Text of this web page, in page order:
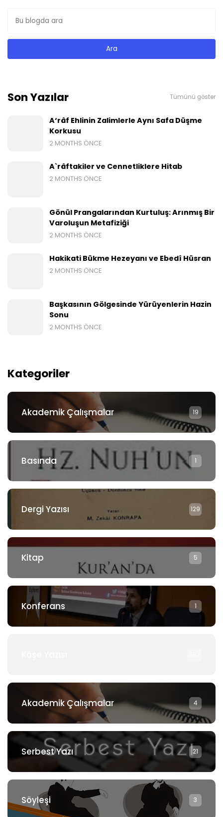
Son Yazılar Tümünü göster
A‘râf Ehlinin Zalimlerle Aynı Safa Düşme
Korkusu
2 MONTHS ÖNCE
A`râftakiler ve Cennetliklere Hitab
2 MONTHS ÖNCE
Gönül Prangalarından Kurtuluş: Arınmış Bir
Varoluşun Metafiziği
2 MONTHS ÖNCE
Hakikati Bükme Hezeyanı ve Ebedî Hüsran
2 MONTHS ÖNCE
Başkasının Gölgesinde Yürüyenlerin Hazin
Sonu
2 MONTHS ÖNCE
Kategoriler
Akademik Çalışmalar 19
Basında 1
Dergi Yazısı 129
Kitap 5
Konferans 1
Akademik Çalışmalar 4
Serbest Yazı 21
Söyleşi 3